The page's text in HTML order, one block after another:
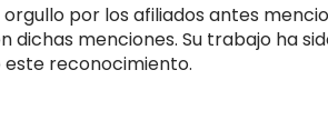
por los afiliados antes
dichas menciones. Su trabajo ha
reconocimiento.